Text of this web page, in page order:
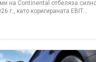
на Continental отбеляза
г., като коригираната EBIT…